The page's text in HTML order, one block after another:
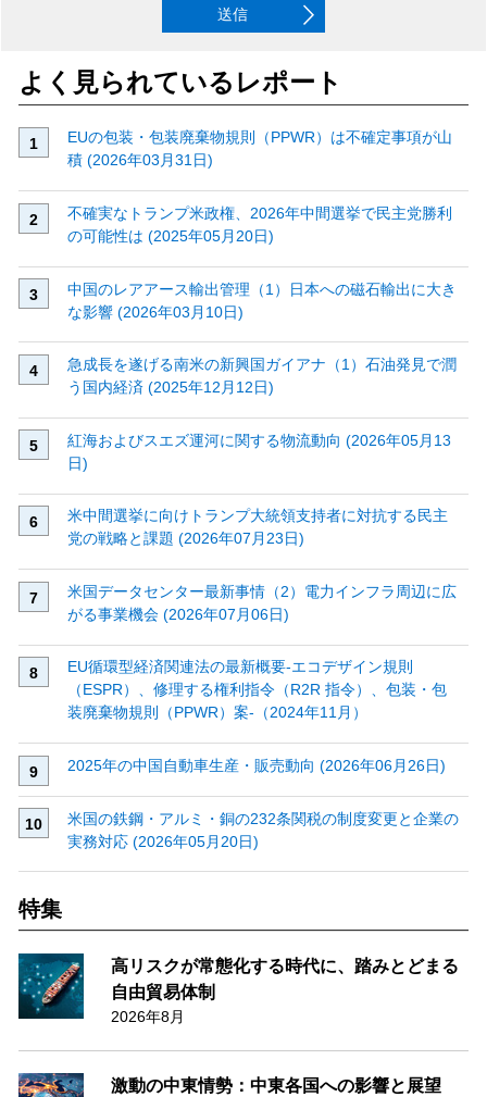
送信
よく見られているレポート
EUの包装・包装廃棄物規則（PPWR）は不確定事項が山
積 (2026年03月31日)
不確実なトランプ米政権、2026年中間選挙で民主党勝利
の可能性は (2025年05月20日)
中国のレアアース輸出管理（1）日本への磁石輸出に大き
な影響 (2026年03月10日)
急成長を遂げる南米の新興国ガイアナ（1）石油発見で潤
う国内経済 (2025年12月12日)
紅海およびスエズ運河に関する物流動向 (2026年05月13
日)
米中間選挙に向けトランプ大統領支持者に対抗する民主
党の戦略と課題 (2026年07月23日)
米国データセンター最新事情（2）電力インフラ周辺に広
がる事業機会 (2026年07月06日)
EU循環型経済関連法の最新概要‐エコデザイン規則
（ESPR）、修理する権利指令（R2R 指令）、包装・包
装廃棄物規則（PPWR）案‐（2024年11月）
2025年の中国自動車生産・販売動向 (2026年06月26日)
米国の鉄鋼・アルミ・銅の232条関税の制度変更と企業の
実務対応 (2026年05月20日)
特集
高リスクが常態化する時代に、踏みとどまる
自由貿易体制
2026年8月
激動の中東情勢：中東各国への影響と展望